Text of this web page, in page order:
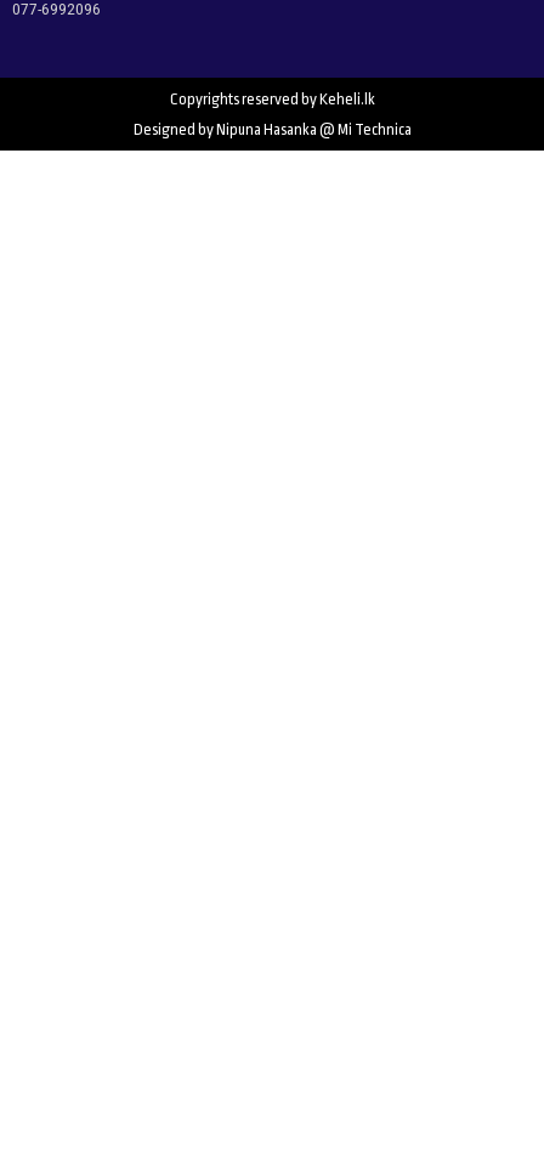
077-6992096
Copyrights reserved by Keheli.lk
Designed by Nipuna Hasanka @ Mi Technica